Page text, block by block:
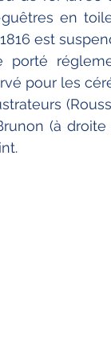
en
est
pour les
(à droite